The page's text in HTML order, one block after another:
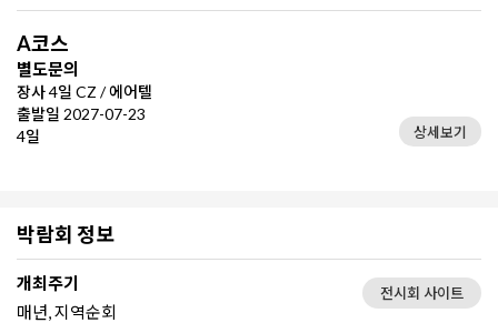
A코스
별도문의
장사 4일 CZ / 에어텔
출발일 2027-07-23
4일
상세보기
박람회 정보
개최주기
매년, 지역순회
전시회 사이트